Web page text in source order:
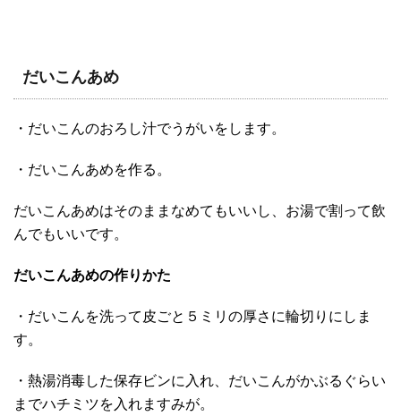
だいこんあめ
・だいこんのおろし汁でうがいをします。
・だいこんあめを作る。
だいこんあめはそのままなめてもいいし、お湯で割って飲
んでもいいです。
だいこんあめの作りかた
・だいこんを洗って皮ごと５ミリの厚さに輪切りにしま
す。
・熱湯消毒した保存ビンに入れ、だいこんがかぶるぐらい
までハチミツを入れますみが。